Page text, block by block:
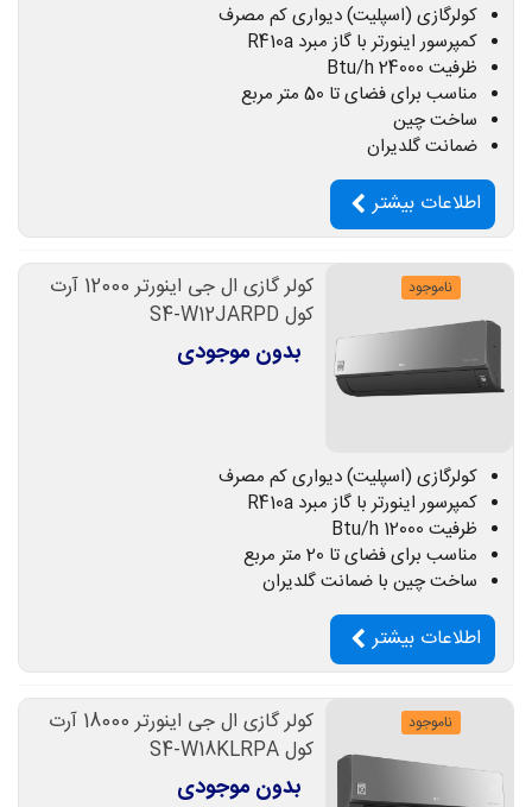
کولرگازی (اسپلیت) دیواری کم مصرف
کمپرسور اینورتر با گاز مبرد R410a
ظرفیت 24000 Btu/h
مناسب برای فضای تا 50 متر مربع
ساخت چین
ضمانت گلدیران
اطلاعات بیشتر
ناموجود
کولر گازی ال جی اینورتر 12000 آرت
کول S4-W12JARPD
بدون موجودی
کولرگازی (اسپلیت) دیواری کم مصرف
کمپرسور اینورتر با گاز مبرد R410a
ظرفیت 12000 Btu/h
مناسب برای فضای تا 20 متر مربع
ساخت چین با ضمانت گلدیران
اطلاعات بیشتر
ناموجود
کولر گازی ال جی اینورتر 18000 آرت
کول S4-W18KLRPA
بدون موجودی